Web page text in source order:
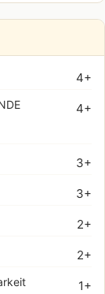
4+
4+
3+
3+
2+
2+
1+